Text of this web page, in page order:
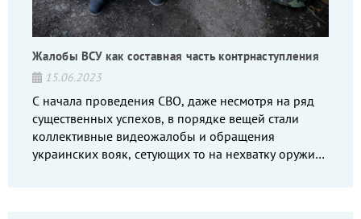
Жалобы ВСУ как составная часть контрнаступления
15.06.2023
С начала проведения СВО, даже несмотря на ряд
существенных успехов, в порядке вещей стали
коллективные видеожалобы и обращения
украинских вояк, сетующих то на нехватку оружия,